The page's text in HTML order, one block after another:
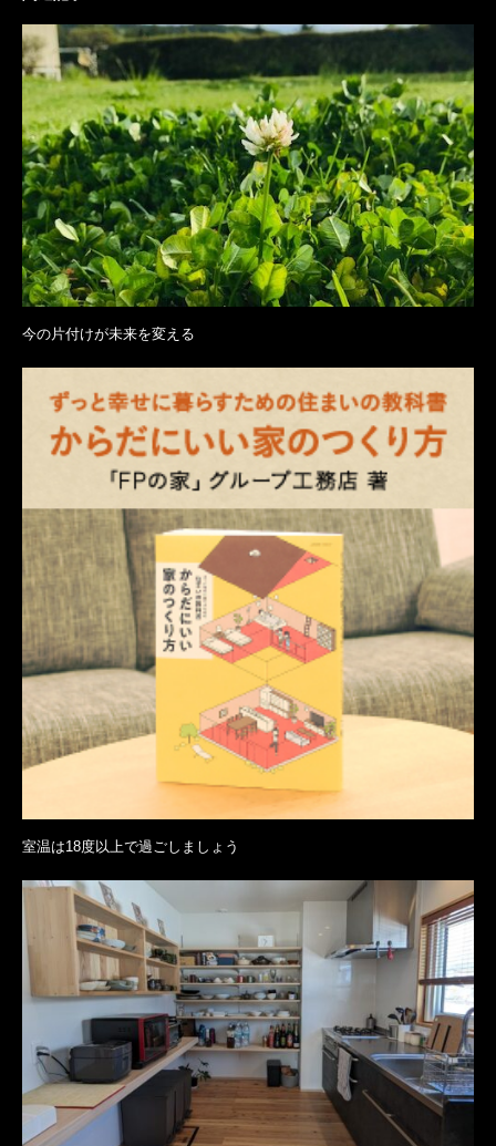
今の片付けが未来を変える
室温は18度以上で過ごしましょう